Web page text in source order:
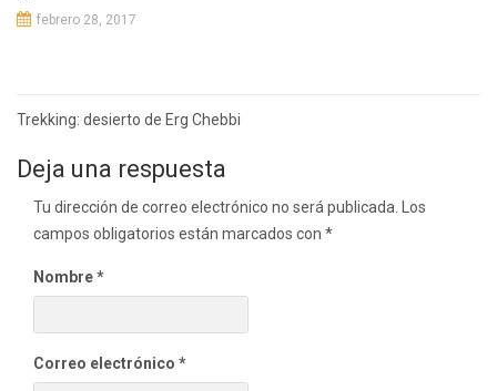
febrero 28, 2017
Navegación
entradas
Trekking: desierto de Erg Chebbi
Deja una respuesta
Tu dirección de correo electrónico no será publicada.
Los
campos obligatorios están marcados con *
Nombre*
Correo electrónico *